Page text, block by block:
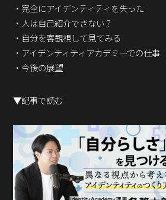
クロスメディアンとは？
広報誌
「クロスメディアン」アーカイブ
・完全にアイデンティティを失った
・人は自己紹介できない？
・自分を客観視して見てみる
・アイデンティティアカデミーでの仕事
・今後の展望
▼記事で読む